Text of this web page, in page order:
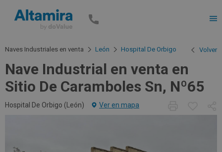
Naves Industriales en venta León Hospital De Orbigo Volver
Nave Industrial en venta en
Sitio De Caramboles Sn, Nº65
Hospital De Orbigo (León) Ver en mapa